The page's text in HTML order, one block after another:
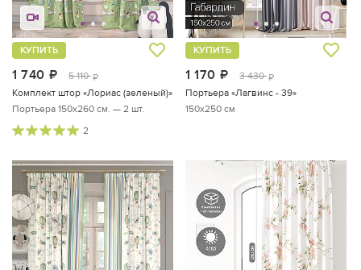
1 740 руб.
5 110 руб.
КУПИТЬ
Комплект штор «Лориас (зеленый)»
Портьера 150х260 см. — 2 шт.
2
1 170 руб.
3 430 руб.
КУПИТЬ
Портьера «Лагвинс - 39»
150x250 см